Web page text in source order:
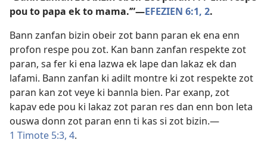
pou to papa ek to mama.’”​—EFEZIEN 6:1, 2.
Bann zanfan bizin obeir zot bann paran ek ena enn
profon respe pou zot. Kan bann zanfan respekte zot
paran, sa fer ki ena lazwa ek lape dan lakaz ek dan
lafami. Bann zanfan ki adilt montre ki zot respekte zot
paran kan zot veye ki bannla bien. Par exanp, zot
kapav ede pou ki lakaz zot paran res dan enn bon leta
ouswa donn zot paran enn ti kas si zot bizin.​—
1 Timote 5:3, 4.